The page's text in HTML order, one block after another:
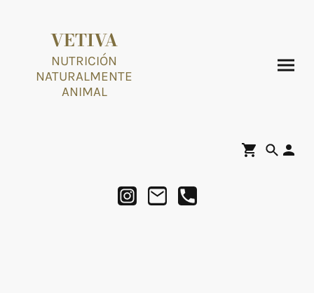
VETIVA
NUTRICIÓN
NATURALMENTE
ANIMAL